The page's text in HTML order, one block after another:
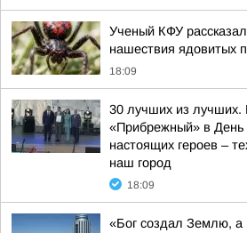
Ученый КФУ
нашествия ядовитых
18:09
30 лучших из лучших.
«Прибрежный» в День
настоящих героев –
наш город
18:09
«Бог создал Землю, а